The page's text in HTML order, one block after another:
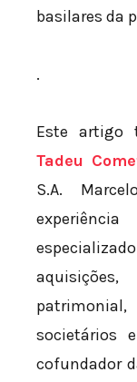
basilares da
.
Este artigo
Tadeu
S.A.
societários
cofundador